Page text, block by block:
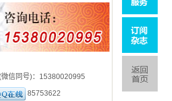
信同号)： 15380020995
85753622